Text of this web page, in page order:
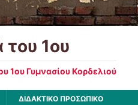
του 1ου
1ου Γυμνασίου Κορδελιού
ΔΙΔΑΚΤΙΚΟ ΠΡΟΣΩΠΙΚΟ